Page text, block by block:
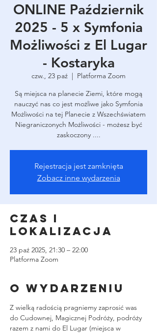
ONLINE Październik
2025 - 5 x Symfonia
Możliwości z El Lugar
- Kostaryka
czw., 23 paź
  |
Platforma Zoom
Są miejsca na planecie Ziemi, które mogą
nauczyć nas co jest możliwe jako Symfonia
Możliwości na tej Planecie z Wszechświatem
Niegraniczonych Możliwości - możesz być
zaskoczony ....
Rejestracja jest zamknięta
Zobacz inne wydarzenia
Czas i
lokalizacja
23 paź 2025, 21:30 – 22:00
Platforma Zoom
O wydarzeniu
Z wielką radością pragniemy zaprosić was
do Cudownej, Magicznej Podróży, podróży
razem z nami do El Lugar (miejsca w